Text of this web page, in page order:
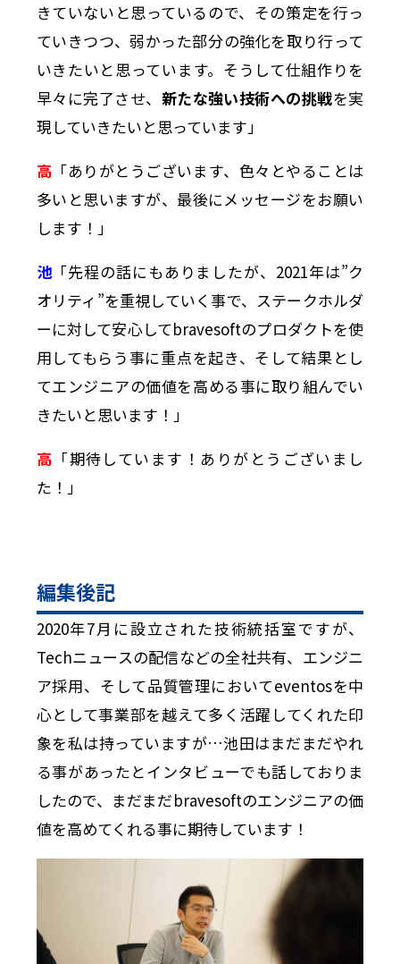
きていないと思っているので、その策定を行っ
ていきつつ、弱かった部分の強化を取り行って
いきたいと思っています。そうして仕組作りを
早々に完了させ、 新たな強い技術への挑戦を実
現していきたいと思っています」
高 「ありがとうございます、色々とやることは
多いと思いますが、最後にメッセージをお願い
します！」
池「先程の話にもありましたが、2021年は”ク
オリティ”を重視していく事で、ステークホルダ
ーに対して安心してbravesoftのプロダクトを使
用してもらう事に重点を起き、そして結果とし
てエンジニアの価値を高める事に取り組んでい
きたいと思います！」
高 「期待しています！ありがとうございまし
た！」
編集後記
2020年7月に設立された技術統括室ですが、
Techニュースの配信などの全社共有、エンジニ
ア採用、そして品質管理においてeventosを中
心として事業部を越えて多く活躍してくれた印
象を私は持っていますが…池田はまだまだやれ
る事があったとインタビューでも話しておりま
したので、まだまだbravesoftのエンジニアの価
値を高めてくれる事に期待しています！